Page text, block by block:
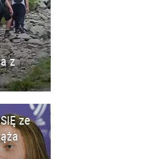
z
ze